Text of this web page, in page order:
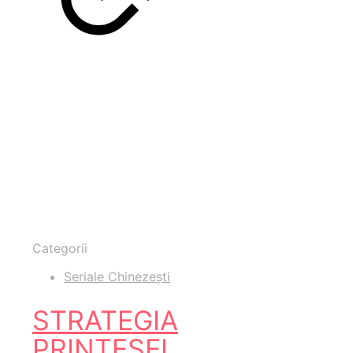
Categorii
Seriale Chinezești
STRATEGIA